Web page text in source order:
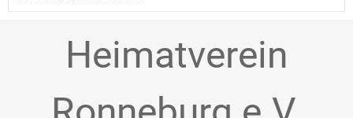
Heimatverein